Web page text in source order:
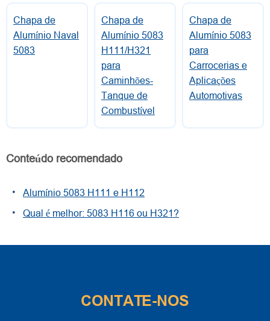
Chapa de
Alumínio Naval
5083
Chapa de
Alumínio 5083
H111/H321
para
Caminhões-
Tanque de
Combustível
Chapa de
Alumínio 5083
para
Carrocerias e
Aplicações
Automotivas
Conteúdo recomendado
Alumínio 5083 H111 e H112
Qual é melhor: 5083 H116 ou H321?
CONTATE-NOS